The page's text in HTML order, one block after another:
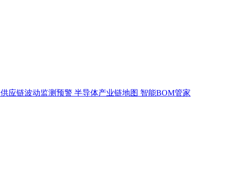
供应链波动监测预警 半导体产业链地图 智能BOM管家